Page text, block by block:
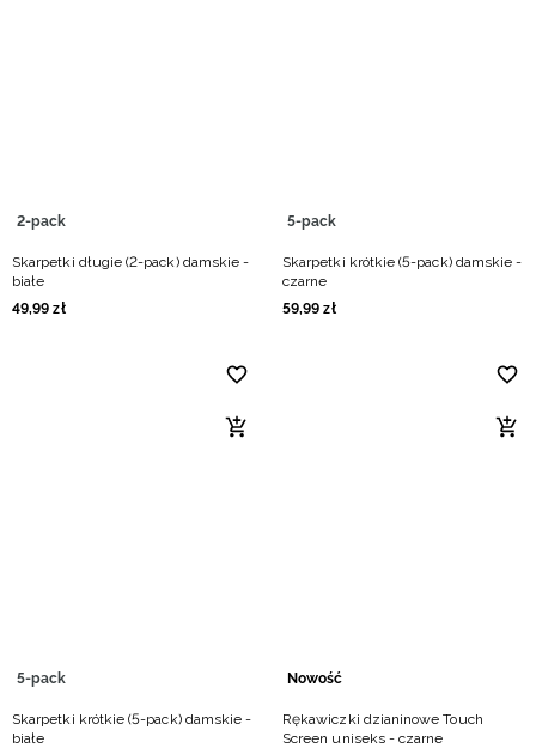
2-pack
Skarpetki długie (2-pack) damskie -
białe
49,99 zł
5-pack
Skarpetki krótkie (5-pack) damskie -
czarne
59,99 zł
5-pack
Skarpetki krótkie (5-pack) damskie -
białe
Nowość
Rękawiczki dzianinowe Touch
Screen uniseks - czarne